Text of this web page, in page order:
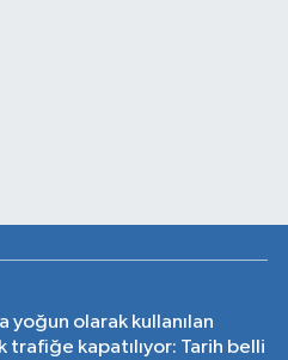
yoğun olarak kullanılan
trafiğe kapatılıyor: Tarih belli